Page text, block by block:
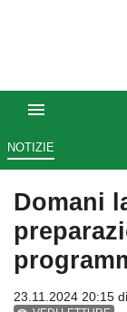
NOTIZIE
Domani
23.11.2024 20:15 di